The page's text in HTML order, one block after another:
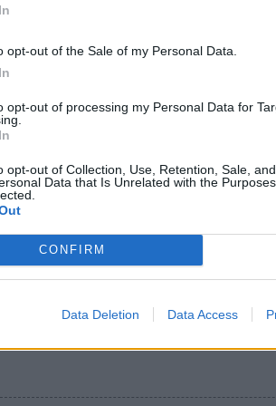
opt-out of the Sale of my Personal Data.
opt-out of processing my Personal Data for
opt-out of Collection, Use, Retention, Sale,
Data that Is Unrelated with the
CONFIRM
Data Deletion Data Access
του Κιλκίς,
(4-8-2026)
της Πρωινής του Κιλκίς, μοναδικής